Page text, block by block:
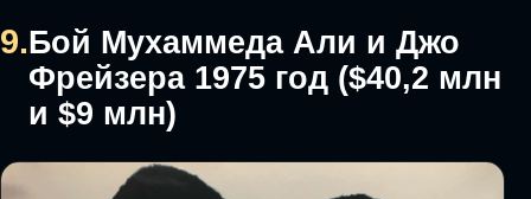
9.Бой Мухаммеда Али и Джо
Фрейзера 1975 год ($40,2 млн
и $9 млн)